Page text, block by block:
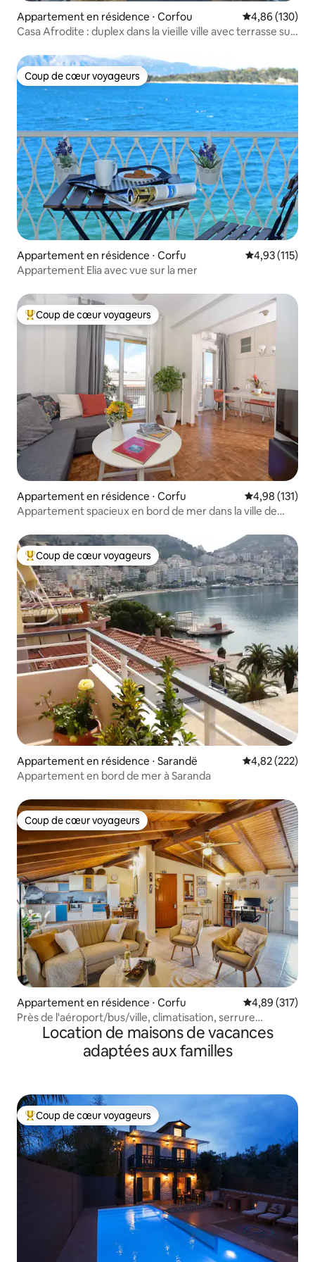
Appartement en résidence ⋅ Corfou Évaluation
4,86 (130)
Casa Afrodite : duplex dans la vieille ville avec terrasse sur
Coup de cœur voyageurs
Coup de cœur voyageurs
Appartement en résidence ⋅ Corfu Évaluation
4,93 (115)
Appartement Elia avec vue sur la mer
Coups de cœur voyageurs les plus appréciés
Coup de cœur voyageurs
Appartement en résidence ⋅ Corfu Évaluation
4,98 (131)
Appartement spacieux en bord de mer dans la ville de
Coups de cœur voyageurs les plus appréciés
Coup de cœur voyageurs
Appartement en résidence ⋅ Sarandë Évaluation
4,82 (222)
Appartement en bord de mer à Saranda
Coup de cœur voyageurs
Coup de cœur voyageurs
Appartement en résidence ⋅ Corfu Évaluation
4,89 (317)
Près de l'aéroport/bus/ville, climatisation, serrure
intelligente, cuisine équipée
Location de maisons de vacances
adaptées aux familles
Coups de cœur voyageurs les plus appréciés
Coup de cœur voyageurs